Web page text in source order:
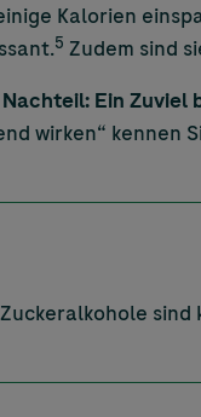
Kalorien
5 Zudem sind
Nachteil: Ein Zuviel
wirken“ kennen